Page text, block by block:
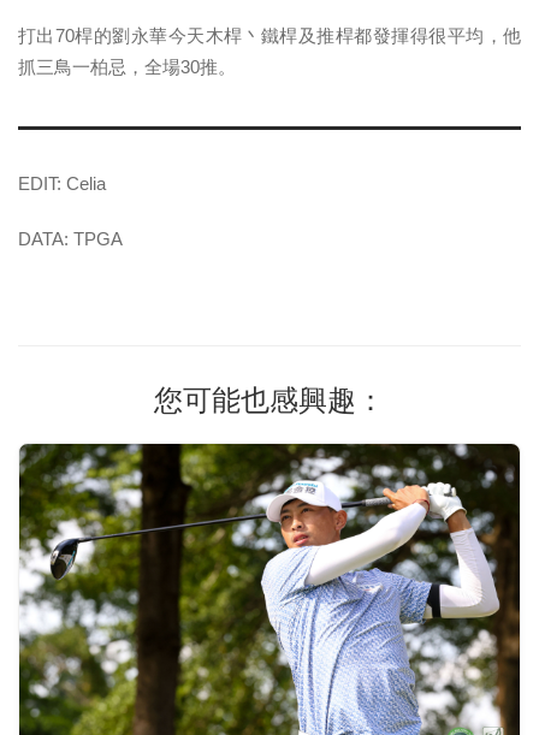
打出70桿的劉永華今天木桿丶鐵桿及推桿都發揮得很平均，他
抓三鳥一柏忌，全場30推。
EDIT: Celia
DATA: TPGA
您可能也感興趣：